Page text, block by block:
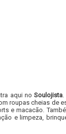
aqui no Soulojista.
roupas cheias de
e macacão.
e limpeza,